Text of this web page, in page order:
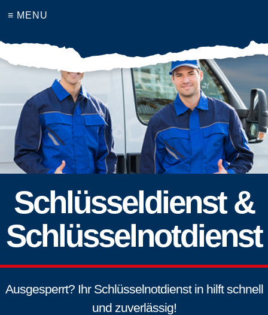
≡ MENU
Schlüsseldienst &
Schlüsselnotdienst
Ausgesperrt? Ihr Schlüsselnotdienst in hilft schnell
und zuverlässig!